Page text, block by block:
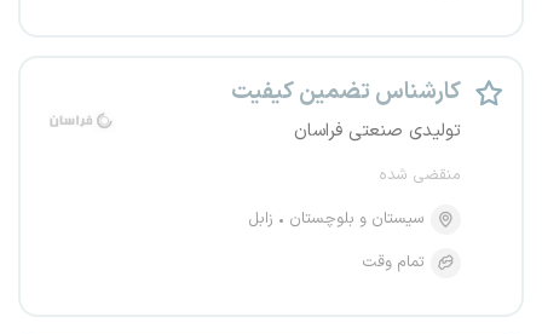
کارشناس تضمین کیفیت
تولیدی صنعتی فراسان
منقضی شده
سیستان و بلوچستان
زابل
تمام وقت